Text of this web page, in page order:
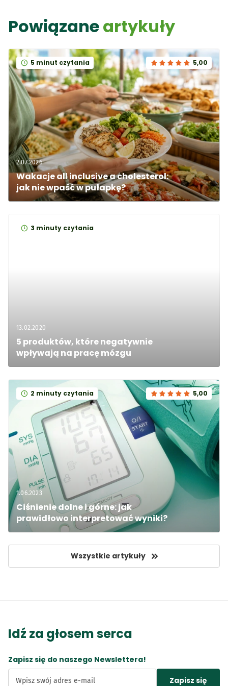
Powiązaneartykuły
2.07.2026
Wakacje all inclusive a cholesterol:
jak nie wpaść w pułapkę?
5 minut czytania 5,00
13.02.2020
5 produktów, które negatywnie
wpływają na pracę mózgu
3 minuty czytania
1.06.2023
Ciśnienie dolne i górne: jak
prawidłowo interpretować wyniki?
2 minuty czytania 5,00
Wszystkie artykuły
Idź za głosem serca
Zapisz się do naszego Newslettera!
Wpisz swój adres e-mail Zapisz się